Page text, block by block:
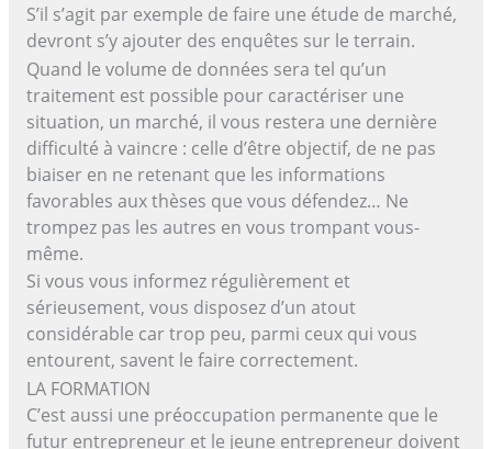
S’il s’agit par exemple de faire une étude de marché,
devront s’y ajouter des enquêtes sur le terrain.
Quand le volume de données sera tel qu’un
traitement est possible pour caractériser une
situation, un marché, il vous restera une dernière
difficulté à vaincre : celle d’être objectif, de ne pas
biaiser en ne retenant que les informations
favorables aux thèses que vous défendez… Ne
trompez pas les autres en vous trompant vous-
même.
Si vous vous informez régulièrement et
sérieusement, vous disposez d’un atout
considérable car trop peu, parmi ceux qui vous
entourent, savent le faire correctement.
LA FORMATION
C’est aussi une préoccupation permanente que le
futur entrepreneur et le jeune entrepreneur doivent